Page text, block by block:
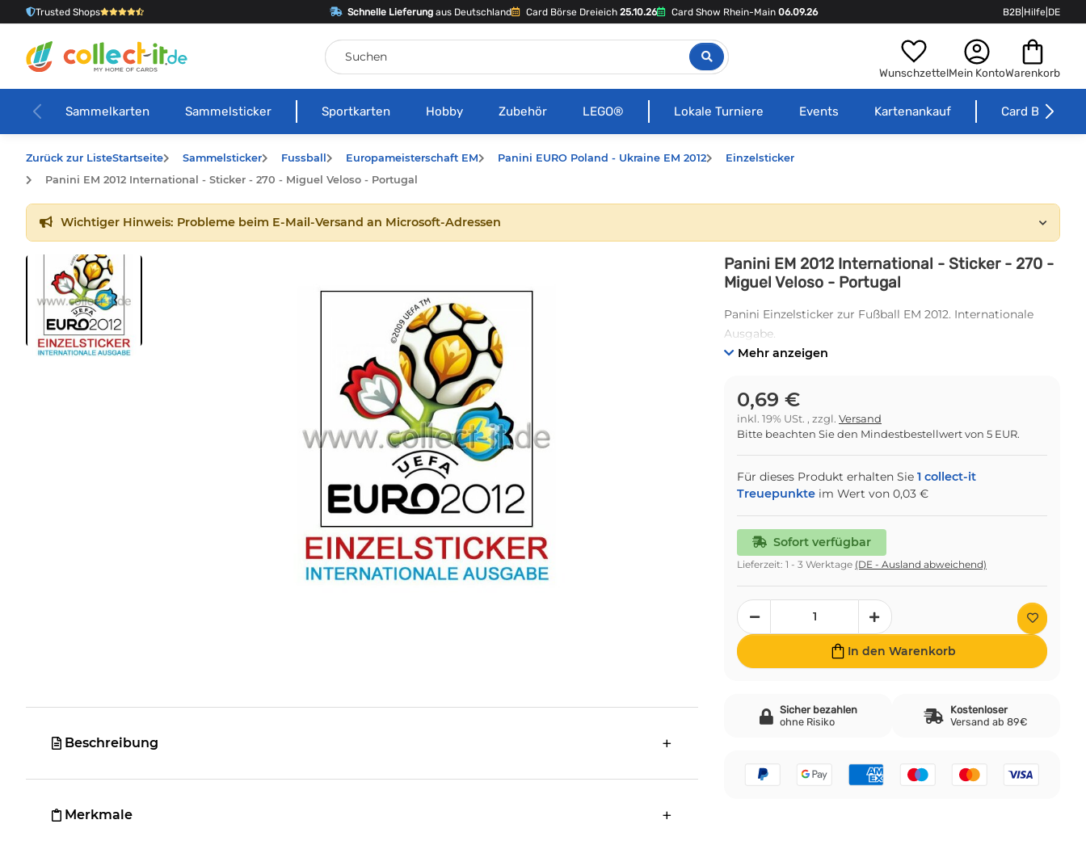
Trusted Shops Schnelle Lieferungaus Deutschland Card Börse Dreieich 25.10.26 Card Show Rhein-Main 06.09.26 B2B Hilfe DE
WunschzettelMein KontoWarenkorb
Sammelkarten Sammelsticker Sportkarten Hobby Zubehör LEGO® Lokale Turniere Events Kartenankauf Card Börse
Zurück zur ListeStartseite Sammelsticker Fussball Europameisterschaft EM Panini EURO Poland - Ukraine EM 2012
Einzelsticker
Panini EM 2012 International - Sticker - 270 - Miguel Veloso - Portugal
Wichtiger Hinweis: Probleme beim E-Mail-Versand an Microsoft-Adressen
Panini EM 2012 International - Sticker - 270 -
Miguel Veloso - Portugal
Panini Einzelsticker zur Fußball EM 2012. Internationale
Ausgabe.
Mehr anzeigen
0,69 €
inkl. 19% USt. , zzgl. Versand
Bitte beachten Sie den Mindestbestellwert von 5 EUR.
Für dieses Produkt erhalten Sie 1 collect-it
Treuepunkte im Wert von 0,03 €
Sofort verfügbar
Lieferzeit: 1 - 3 Werktage (DE - Ausland abweichend)
In den Warenkorb
Sicher bezahlen
ohne Risiko
Kostenloser
Versand ab 89€
Beschreibung
Merkmale